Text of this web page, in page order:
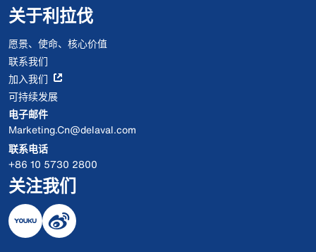
关于利拉伐
愿景、使命、核心价值
联系我们
加入我们
可持续发展
电子邮件
Marketing.Cn@delaval.com
联系电话
+86 10 5730 2800
关注我们